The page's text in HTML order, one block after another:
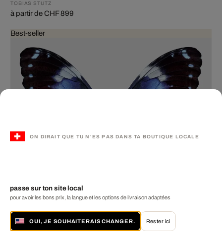
TOBIAS STUTZ
à partir de CHF 899
Best-seller
Butterfly XIV
ON DIRAIT QUE TU N'ES PAS DANS TA BOUTIQUE LOCALE
passe sur ton site local
pour avoir les bons prix, la langue et les options de livraison adaptées
OUI, JE SOUHAITERAIS CHANGER. Rester ici